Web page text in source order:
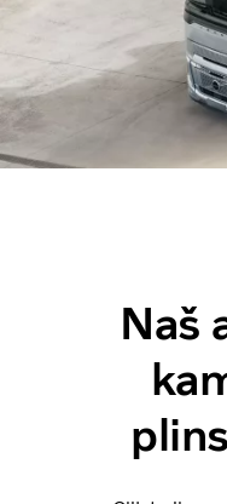
Volvo Truck Builder
Kontaktirajte nas
Naš